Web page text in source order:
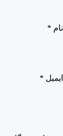
نام *
ایمیل *